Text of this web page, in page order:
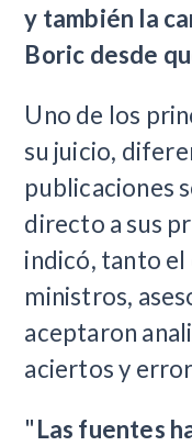
y también la
Boric desde
Uno de los
su juicio,
publicaciones
directo a sus
indicó, tanto
ministros,
aceptaron
aciertos y
"Las fuentes